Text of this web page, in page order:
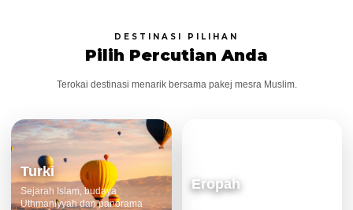
DESTINASI PILIHAN
Pilih Percutian Anda
Terokai destinasi menarik bersama pakej mesra Muslim.
Turki
Sejarah Islam, budaya
Uthmaniyyah dan panorama
Eropah